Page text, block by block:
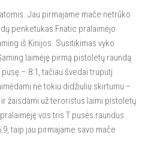
Jau pirmajame mače netrūko
penketukas Fnatic pralaimėjo
iš Kinijos. Susitikimas vyko
laimėję pirmą pistoletų raundą
– 8:1, tačiau švedai truputį
ne tokiu didžiuliu skirtumu –
žaisdami už teroristus laimi pistoletų
vos tris T pusės raundus
taip jau pirmajame savo mače